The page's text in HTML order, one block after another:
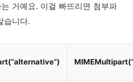
거예요. 이걸 빠뜨리면 첨부파
습니다.